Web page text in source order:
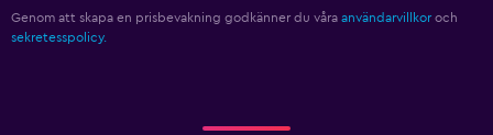
Genom att skapa en prisbevakning godkänner du våra användarvillkor och
sekretesspolicy.